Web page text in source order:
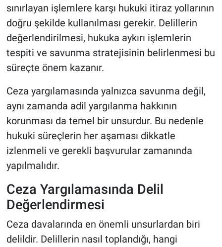
sınırlayan işlemlere karşı hukuki itiraz yollarının
doğru şekilde kullanılması gerekir. Delillerin
değerlendirilmesi, hukuka aykırı işlemlerin
tespiti ve savunma stratejisinin belirlenmesi bu
süreçte önem kazanır.
Ceza yargılamasında yalnızca savunma değil,
aynı zamanda adil yargılanma hakkının
korunması da temel bir unsurdur. Bu nedenle
hukuki süreçlerin her aşaması dikkatle
izlenmeli ve gerekli başvurular zamanında
yapılmalıdır.
Ceza Yargılamasında Delil
Değerlendirmesi
Ceza davalarında en önemli unsurlardan biri
delildir. Delillerin nasıl toplandığı, hangi